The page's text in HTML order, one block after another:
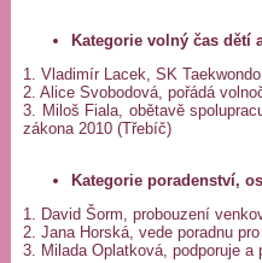
Kategorie volný čas dětí
1. Vladimír Lacek, SK
2. Alice Svobodová, pořádá
3. Miloš Fiala, obětavě
zákona 2010 (Třebíč)
Kategorie poradenství,
1. David Šorm, probouzení
2. Jana Horská, vede poradnu
3. Milada Oplatková, podporuje